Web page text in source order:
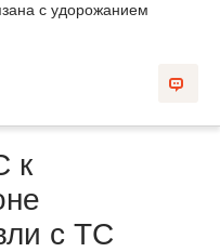
с удорожанием
к
с ТС